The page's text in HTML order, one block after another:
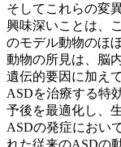
そしてこれらの変
興味深いことは、
のモデル動物のほ
動物の所見は、脳
遺伝的要因に加え
ASDを治療する特
予後を最適化し、
ASDの発症におい
れた従来のASDの